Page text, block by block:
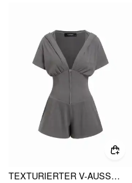
TEXTURIERTER V-AUSSCHNITT RUCHEDUNG ROMPER